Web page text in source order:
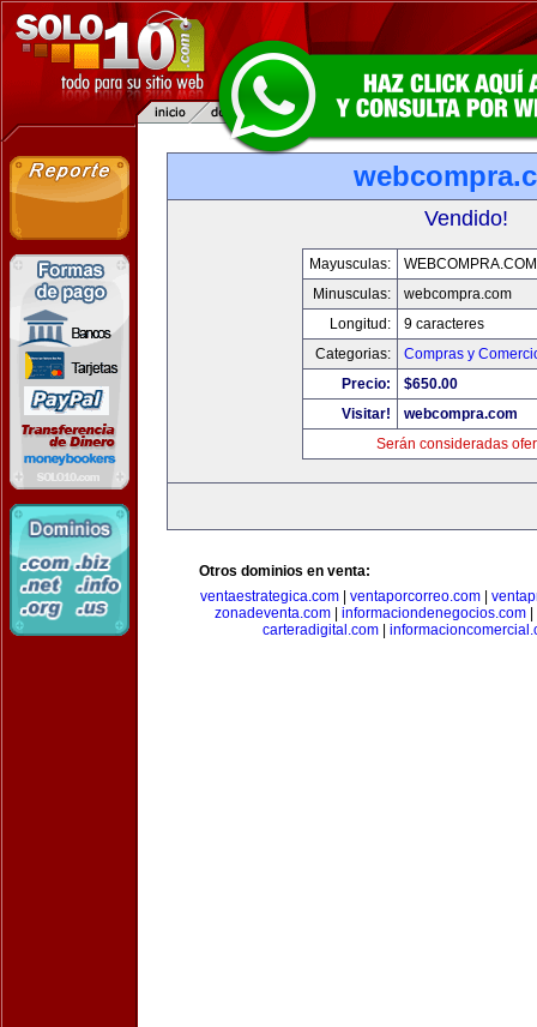
Vendido!
Mayusculas:
WEBCOMPRA.COM
Minusculas:
webcompra.com
Longitud:
9 caracteres
Categorias:
Compras y
Precio:
$650.00
Visitar!
webcompra.com
Serán consideradas
Otros dominios en venta:
ventaestrategica.com| ventaporcorreo.com|
zonadeventa.com| informaciondenegocios.com|
carteradigital.com